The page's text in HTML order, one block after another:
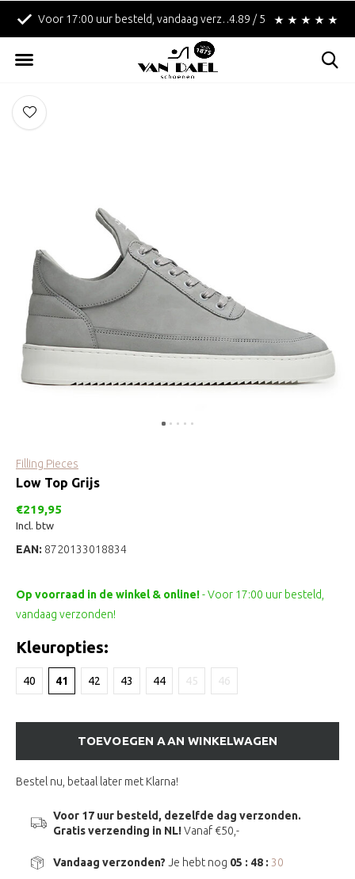
Voor 17:00 uur besteld, vandaag verzonden! Betaal achteraf met
4.89 / 5
Filling Pieces
Low Top Grijs
€219,95
Incl. btw
EAN: 8720133018834
Op voorraad in de winkel & online!- Voor 17:00 uur besteld,
vandaag verzonden!
Kleuropties:
40 41 42 43 44 45 46
TOEVOEGEN AAN WINKELWAGEN
Bestel nu, betaal later met Klarna!
Voor 17 uur besteld, dezelfde dag verzonden.
Gratis verzending in NL!Vanaf €50,-
Vandaag verzonden? Je hebt nog 05 : 48 : 30